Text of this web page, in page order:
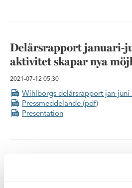
Delårsrapport januari-
aktivitet skapar nya
2021-07-12 05:30
Wihlborgs delårsrapport jan-juni
Pressmeddelande (pdf)
Presentation
Delårsrapport januari-